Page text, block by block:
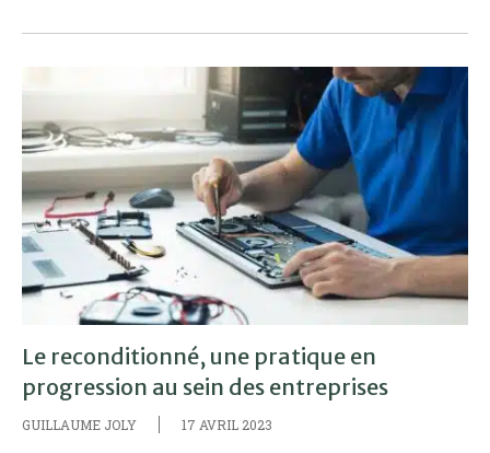
Le reconditionné, une pratique en
progression au sein des entreprises
GUILLAUME JOLY 17 AVRIL 2023